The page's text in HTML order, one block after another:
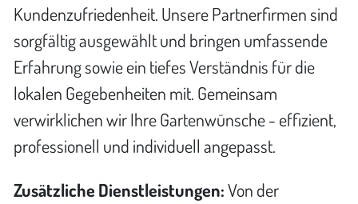
Kundenzufriedenheit. Unsere Partnerfirmen sind
sorgfältig ausgewählt und bringen umfassende
Erfahrung sowie ein tiefes Verständnis für die
lokalen Gegebenheiten mit. Gemeinsam
verwirklichen wir Ihre Gartenwünsche - effizient,
professionell und individuell angepasst.
Zusätzliche Dienstleistungen:Von der